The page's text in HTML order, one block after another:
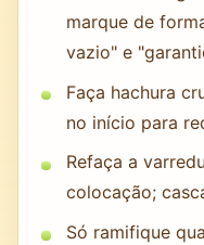
marque de
vazio" e
Faça hachura
no início para
Refaça a
colocação;
Só ramifique